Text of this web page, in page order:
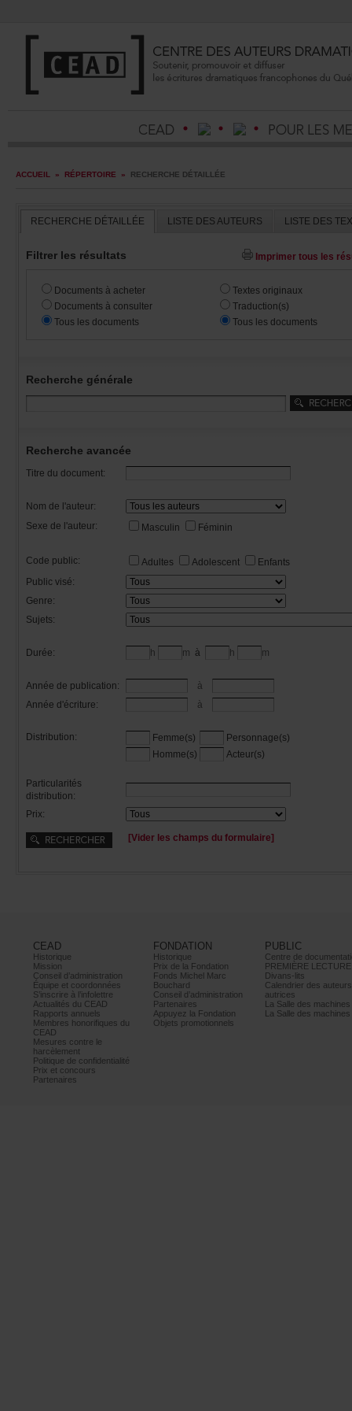
ACCUEIL » RÉPERTOIRE » RECHERCHEDÉTAILLÉE
RECHERCHEDÉTAILLÉE LISTEDESAUTEURS
Filtrerlesrésultats
Documentsàacheter
Documentsàconsulter
Touslesdocuments
Textesoriginaux
Traduction(s)
Touslesdocuments
Recherchegénérale
Rechercheavancée
Titredudocument:
Nomdel'auteur:
Sexedel'auteur:
Masculin Féminin
Codepublic: Adultes Adolescent
Enfants
Publicvisé:
Genre:
Sujets:
Durée: h m à h m
Annéedepublication:
à
Annéed'écriture:
à
Distribution: Femme(s)
Personnage(s)
Homme(s)
Acteur(s)
Particularités
distribution:
Prix:
[Viderleschampsduformulaire]
CEAD
Historique
Mission
Conseild’administration
Équipeetcoordonnées
S’inscrireàl’infolettre
ActualitésduCEAD
Rapportsannuels
Membreshonorifiquesdu
CEAD
Mesurescontrele
harcèlement
Politiquedeconfidentialité
Prixetconcours
Partenaires
FONDATION
Historique
PrixdelaFondation
FondsMichelMarc
Bouchard
Conseild’administration
Partenaires
AppuyezlaFondation
Objetspromotionnels
PUBLIC
PREMIÈRELECTURE
Divans-lits
autrices